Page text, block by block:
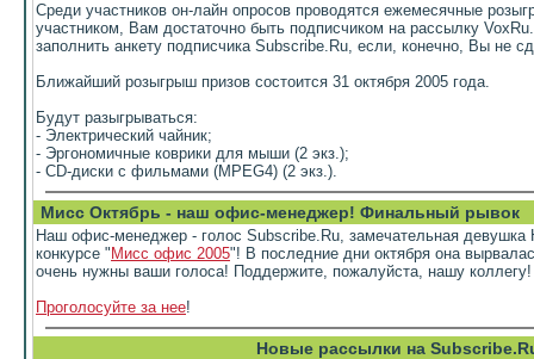
Среди участников он-лайн опросов проводятся ежемесячные
участником, Вам достаточно быть подписчиком на рассылку
заполнить анкету подписчика Subscribe.Ru, если, конечно, Вы не
Ближайший розыгрыш призов состоится 31 октября 2005 года.
Будут разыгрываться:
- Электрический чайник;
- Эргономичные коврики для мыши (2 экз.);
- CD-диски c фильмами (MPEG4) (2 экз.).
Мисс Октябрь - наш офис-менеджер! Финальный рывок
Наш офис-менеджер - голос Subscribe.Ru, замечательная
конкурсе " Мисс офис 2005"! В последние дни октября она
очень нужны ваши голоса! Поддержите, пожалуйста, нашу коллегу!
Проголосуйте за нее!
Новые рассылки на